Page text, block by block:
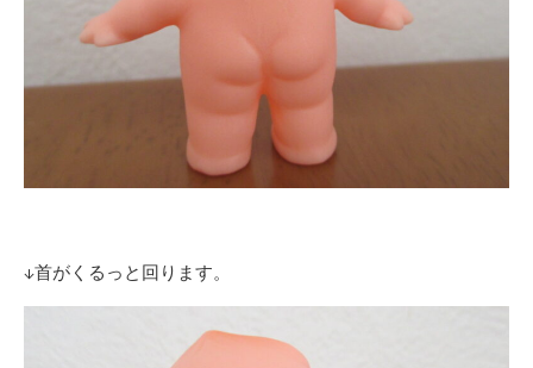
↓首がくるっと回ります。